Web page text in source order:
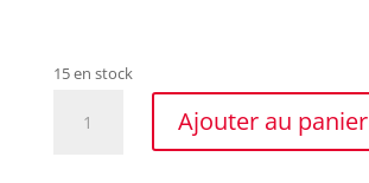
15 en stock
Ajouter au panier